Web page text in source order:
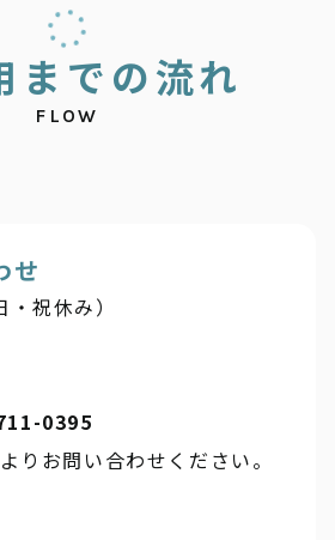
ま での流れ
FLOW
せ
祝休み）
0395
りお問い合わせください。